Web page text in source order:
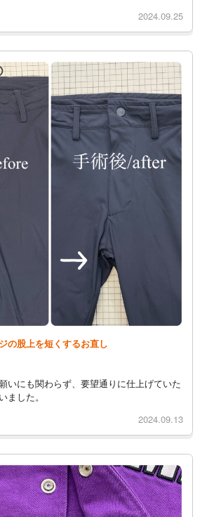
2024.09.25
の股上を短くするお直し
いにも関わらず、要望通りに仕上げていた
ました。
2024.09.13